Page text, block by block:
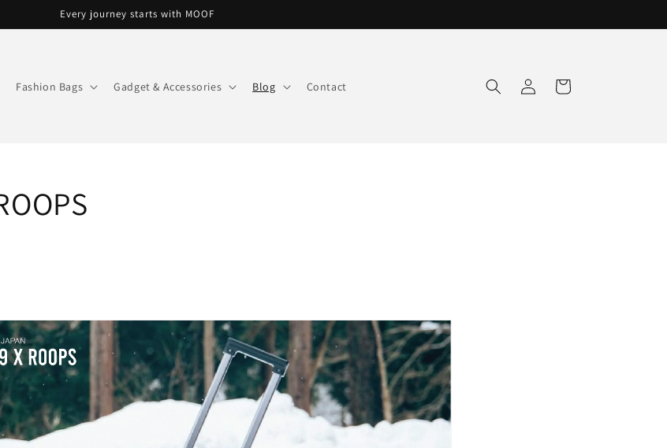
Every journey starts with MOOF
Fashion Bags Gadget & Accessories Blog Contact
in
Cart